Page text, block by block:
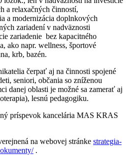
a relaxačných činností,
a modernizácia doplnkových
zariadení v nadväznosti
zariadenie bez kapacitného
ako napr. wellness, športové
krb, bazén.
čerpať aj na činnosti spojené
seniori, občania so zníženou
danej oblasti je možné sa zamerať aj
lesnú pedagogiku.
príspevok kancelária MAS KRAS
na webovej stránke strategia-
.